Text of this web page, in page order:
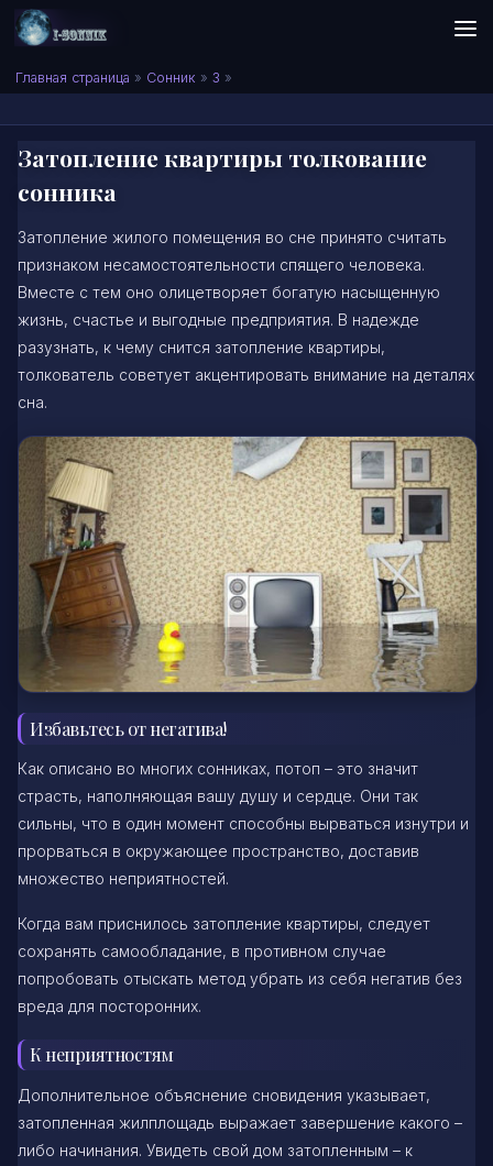
Skip to content
Сонник I-SONNIK.COM
Главная страница » Сонник » З »
Затопление квартиры толкование
сонника
Затопление жилого помещения во сне принято считать
признаком несамостоятельности спящего человека.
Вместе с тем оно олицетворяет богатую насыщенную
жизнь, счастье и выгодные предприятия. В надежде
разузнать, к чему снится затопление квартиры,
толкователь советует акцентировать внимание на деталях
сна.
Избавьтесь от негатива!
Как описано во многих сонниках, потоп – это значит
страсть, наполняющая вашу душу и сердце. Они так
сильны, что в один момент способны вырваться изнутри и
прорваться в окружающее пространство, доставив
множество неприятностей.
Когда вам приснилось затопление квартиры, следует
сохранять самообладание, в противном случае
попробовать отыскать метод убрать из себя негатив без
вреда для посторонних.
К неприятностям
Дополнительное объяснение сновидения указывает,
затопленная жилплощадь выражает завершение какого –
либо начинания. Увидеть свой дом затопленным – к